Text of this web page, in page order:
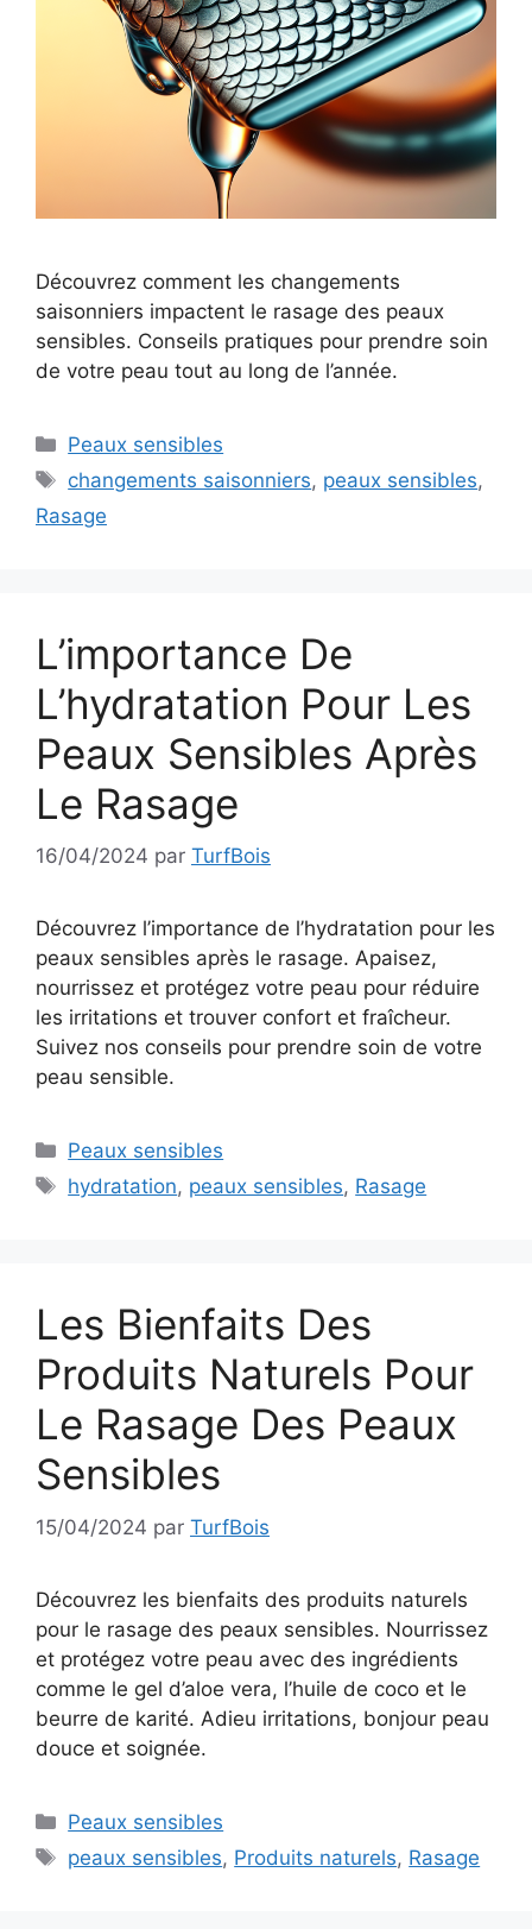
Découvrez comment les changements
saisonniers impactent le rasage des peaux
sensibles. Conseils pratiques pour prendre soin
de votre peau tout au long de l’année.
Catégories
Peaux sensibles
Étiquettes
changements saisonniers, peaux sensibles,
Rasage
L’importance De
L’hydratation Pour Les
Peaux Sensibles Après
Le Rasage
16/04/2024 par TurfBois
Découvrez l’importance de l’hydratation pour les
peaux sensibles après le rasage. Apaisez,
nourrissez et protégez votre peau pour réduire
les irritations et trouver confort et fraîcheur.
Suivez nos conseils pour prendre soin de votre
peau sensible.
Catégories
Peaux sensibles
Étiquettes
hydratation, peaux sensibles, Rasage
Les Bienfaits Des
Produits Naturels Pour
Le Rasage Des Peaux
Sensibles
15/04/2024 par TurfBois
Découvrez les bienfaits des produits naturels
pour le rasage des peaux sensibles. Nourrissez
et protégez votre peau avec des ingrédients
comme le gel d’aloe vera, l’huile de coco et le
beurre de karité. Adieu irritations, bonjour peau
douce et soignée.
Catégories
Peaux sensibles
Étiquettes
peaux sensibles, Produits naturels, Rasage